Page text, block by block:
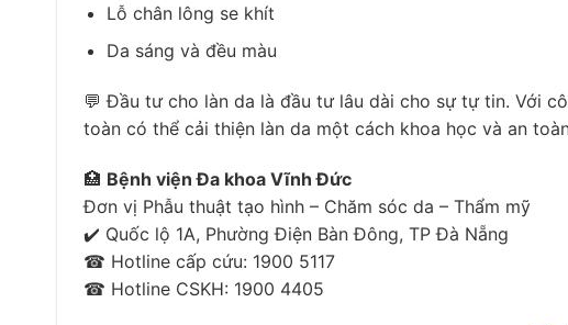
Lỗ chân lông se khít
Da sáng và đều màu
💬Đầu tư cho làn da là đầu tư lâu dài cho sự tự tin. Với
toàn có thể cải thiện làn da một cách khoa học và an
🏥 Bệnh viện Đa khoa Vĩnh Đức
Đơn vị Phẫu thuật tạo hình – Chăm sóc da – Thẩm mỹ
✔️ Quốc lộ 1A, Phường Điện Bàn Đông, TP Đà Nẵng
☎ Hotline cấp cứu: 1900 5117
☎ Hotline CSKH: 1900 4405